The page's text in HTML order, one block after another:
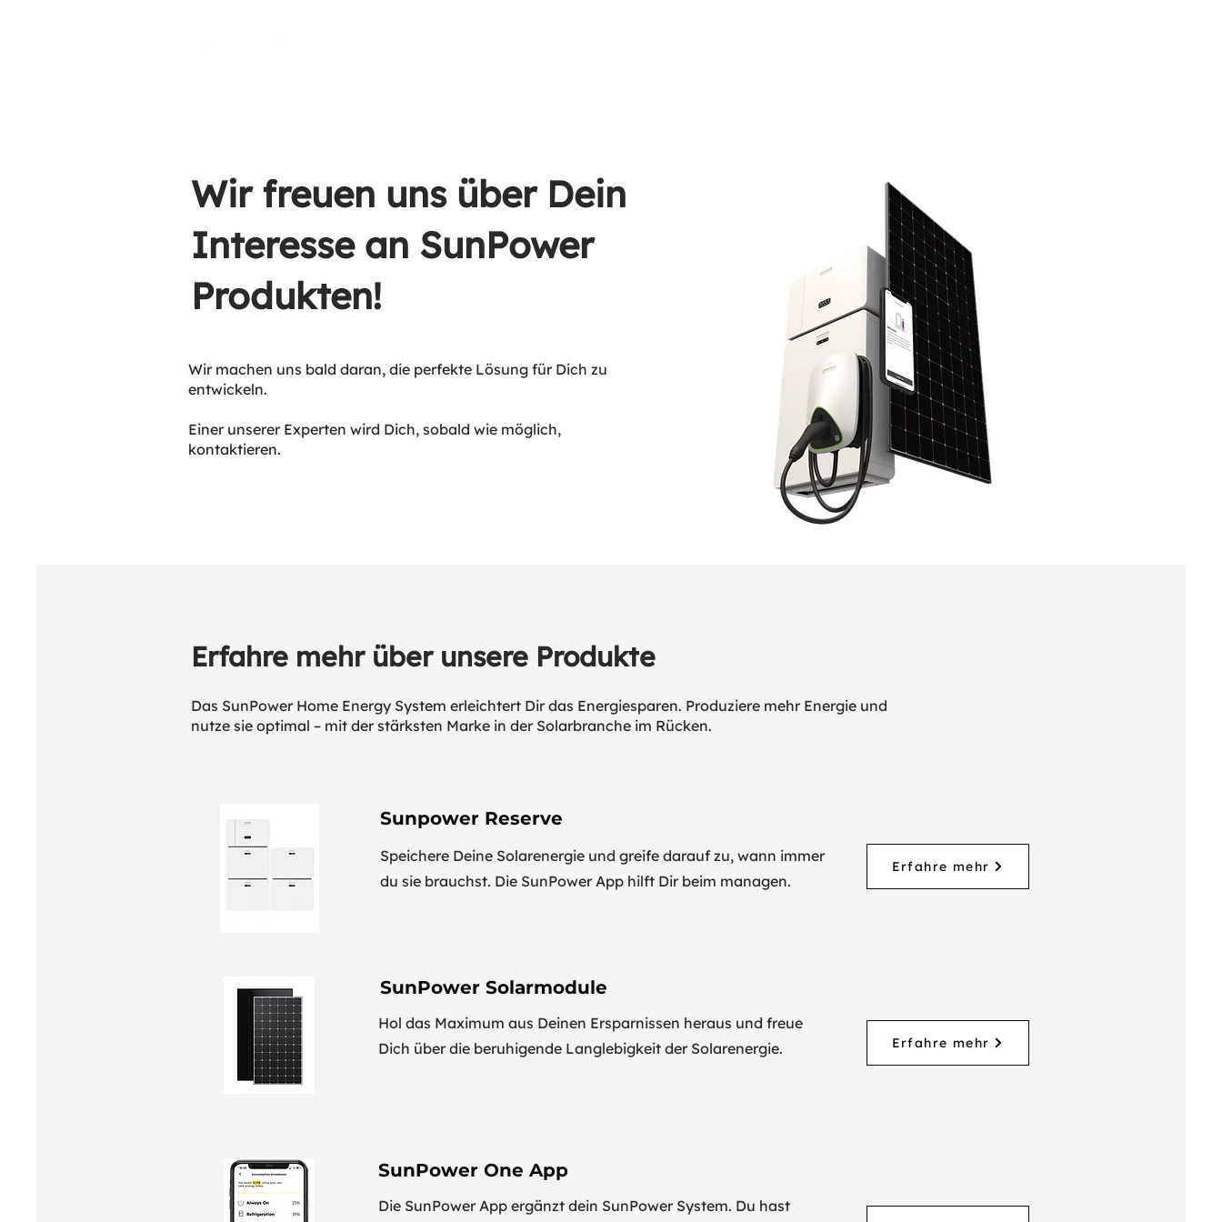
Wir freuen uns über Dein
Interesse an SunPower
Produkten!
Wir machen uns bald daran, die perfekte Lösung für Dich zu
entwickeln.
Einer unserer Experten wird Dich, sobald wie möglich,
kontaktieren.
Erfahre mehr über unsere Produkte
Das SunPower Home Energy System erleichtert Dir das Energiesparen. Produziere mehr Energie und
nutze sie optimal – mit der stärksten Marke in der Solarbranche im Rücken.
Sunpower Reserve
Speichere Deine Solarenergie und greife darauf zu, wann immer
du sie brauchst. Die SunPower App hilft Dir beim managen.
Erfahre mehr
SunPower Solarmodule
Hol das Maximum aus Deinen Ersparnissen heraus und freue
Dich über die beruhigende Langlebigkeit der Solarenergie.
Erfahre mehr
SunPower One App
Die SunPower App ergänzt dein SunPower System. Du hast